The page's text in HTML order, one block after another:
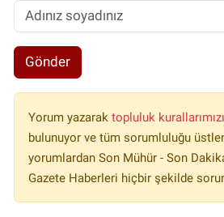
Gönder
Yorum yazarak topluluk kurallarımızı
bulunuyor ve tüm sorumluluğu
yorumlardan Son Mühür - Son
Gazete Haberleri hiçbir şekilde